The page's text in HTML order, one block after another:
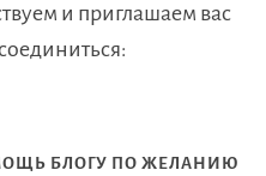
и приглашаем вас
БЛОГУ ПО ЖЕЛАНИЮ